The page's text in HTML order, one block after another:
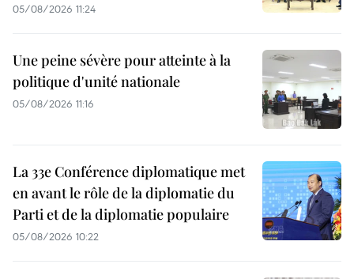
05/08/2026 11:24
Une peine sévère pour atteinte à la
politique d'unité nationale
05/08/2026 11:16
La 33e Conférence diplomatique met
en avant le rôle de la diplomatie du
Parti et de la diplomatie populaire
05/08/2026 10:22